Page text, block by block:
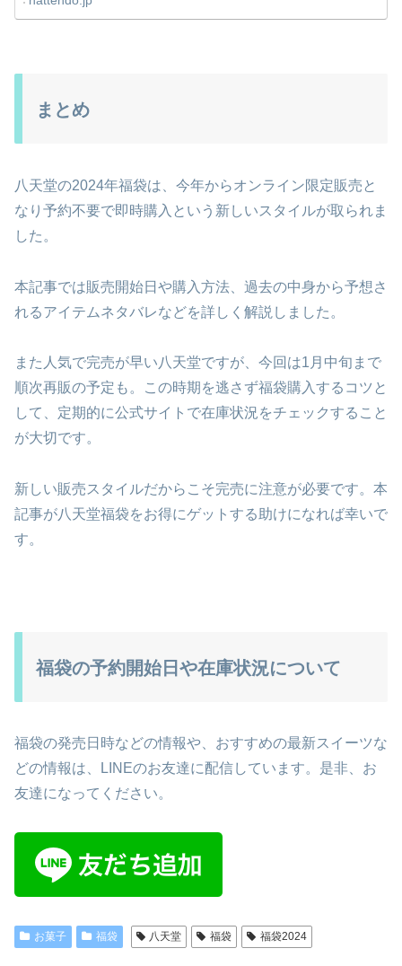
まとめ
八天堂の2024年福袋は、今年からオンライン限定販売と
なり予約不要で即時購入という新しいスタイルが取られま
した。
本記事では販売開始日や購入方法、過去の中身から予想さ
れるアイテムネタバレなどを詳しく解説しました。
また人気で完売が早い八天堂ですが、今回は1月中旬まで
順次再販の予定も。この時期を逃さず福袋購入するコツと
して、定期的に公式サイトで在庫状況をチェックすること
が大切です。
新しい販売スタイルだからこそ完売に注意が必要です。本
記事が八天堂福袋をお得にゲットする助けになれば幸いで
す。
福袋の予約開始日や在庫状況について
福袋の発売日時などの情報や、おすすめの最新スイーツな
どの情報は、LINEのお友達に配信しています。是非、お
友達になってください。
お菓子 福袋 八天堂 福袋 福袋2024